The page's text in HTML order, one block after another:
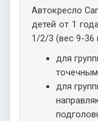
Автокресло
детей от 1
1/2/3 (вес 9-36
для
для